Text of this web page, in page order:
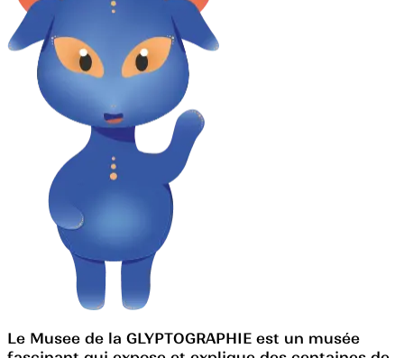
Le Musee de la GLYPTOGRAPHIE est un musée